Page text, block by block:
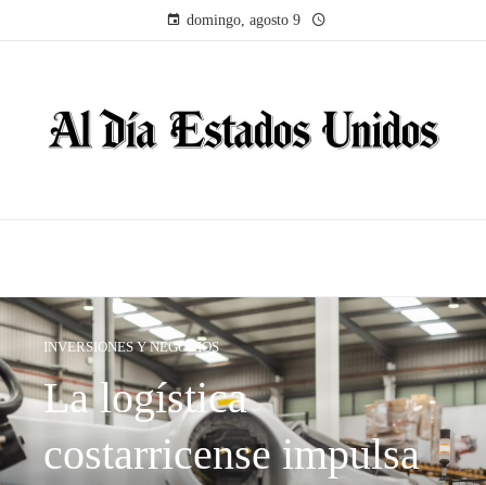
domingo, agosto 9
INVERSIONES Y NEGOCIOS
La logística
costarricense impulsa